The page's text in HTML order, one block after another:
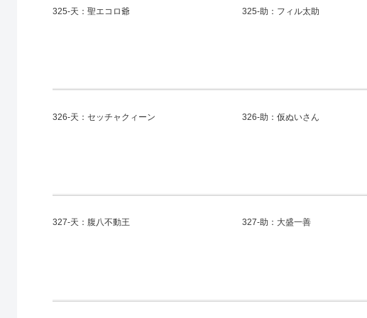
325-天：聖エコロ爺 325-助：フィル太助
326-天：セッチャクィーン 326-助：仮ぬいさん
327-天：腹八不動王 327-助：大盛一善